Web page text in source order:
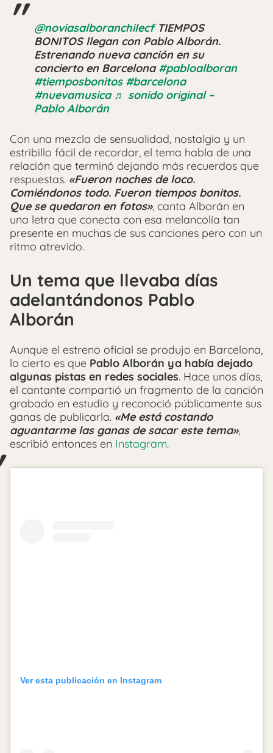
@noviasalboranchilecfTIEMPOS
BONITOS llegan con Pablo Alborán.
Estrenando nueva canción en su
concierto en Barcelona#pabloalboran
#tiemposbonitos #barcelona
#nuevamusica ♬ sonido original –
Pablo Alborán
Con una mezcla de sensualidad, nostalgia y un
estribillo fácil de recordar, el tema habla de una
relación que terminó dejando más recuerdos que
respuestas. «Fueron noches de loco.
Comiéndonos todo. Fueron tiempos bonitos.
Que se quedaron en fotos», canta Alborán en
una letra que conecta con esa melancolía tan
presente en muchas de sus canciones pero con un
ritmo atrevido.
Un tema que llevaba días
adelantándonos Pablo
Alborán
Aunque el estreno oficial se produjo en Barcelona,
lo cierto es que Pablo Alborán ya había dejado
algunas pistas en redes sociales. Hace unos días,
el cantante compartió un fragmento de la canción
grabado en estudio y reconoció públicamente sus
ganas de publicarla. «Me está costando
aguantarme las ganas de sacar este tema»,
escribió entonces en Instagram.
Ver esta publicación en Instagram